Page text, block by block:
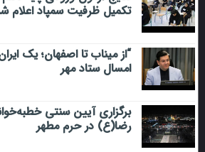
تکمیل ظرفیت سمپاد اعلام شد
“از میناب تا اصفهان؛ یک
امسال ستاد مهر
برگزاری آیین سنتی
رضا(ع) در حرم مطهر